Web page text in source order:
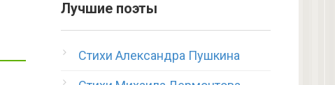
Лучшие поэты
Стихи Александра Пушкина